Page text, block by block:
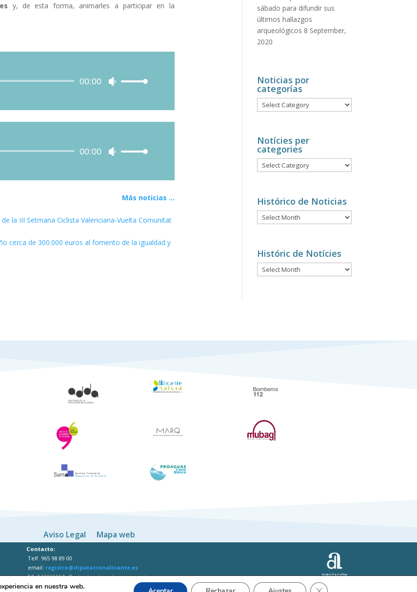
y, de esta forma, animarles a participar en la
Audio
00:00
Use
or
Audio
00:00
Use
to
or
volume.
Más noticias ...
la III Setmana Ciclista Valenciana-Vuelta Comunitat
cerca de 300.000 euros al fomento de la igualdad y
sábado para difundir sus
últimos hallazgos
arqueológicos 8 September,
2020
Noticias por
categorías
Noticias
por
Notícies per
categories
Notícies
per
Histórico de Noticias
Histórico
de
Históric de Notícies
Históric
de
Aviso Legal Mapa web
Contacto:
Telf. 965 98 89 00
email: registro@diputacionalicante.es
CIF: P0300000G -Todos los derechos reservados
en nuestra web.
Close GDPR Cookie Banner